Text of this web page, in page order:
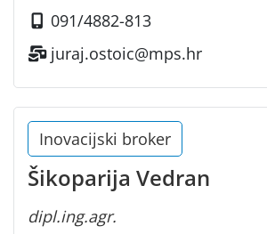
091/4882-813
juraj.ostoic@mps.hr
Inovacijski broker
Šikoparija Vedran
dipl.ing.agr.